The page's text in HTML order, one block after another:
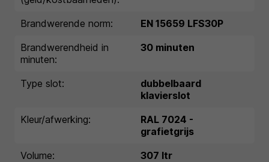
Brandwerende norm:
EN 15659 LFS30P
Brandwerendheid in
minuten:
30 minuten
Type slot:
dubbelbaard
klavierslot
Kleur/afwerking:
RAL 7024 -
grafietgrijs
Volume:
307 ltr